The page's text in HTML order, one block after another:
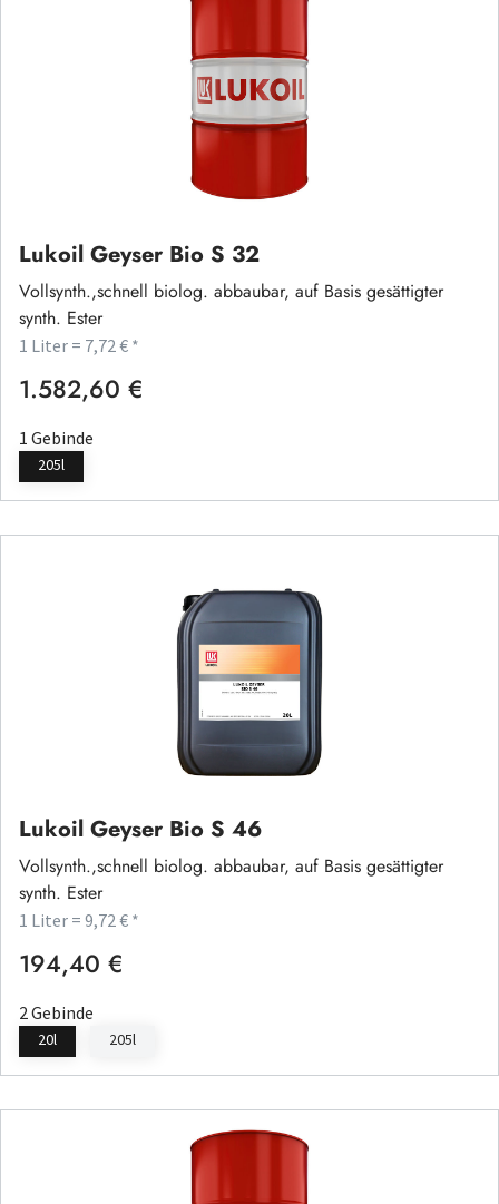
Lukoil Geyser Bio S 32
Vollsynth.,schnell biolog. abbaubar, auf Basis gesättigter
synth. Ester
1 Liter = 7,72 € *
Regulärer Preis:
1.582,60 €
1 Gebinde
205l
Lukoil Geyser Bio S 46
Vollsynth.,schnell biolog. abbaubar, auf Basis gesättigter
synth. Ester
1 Liter = 9,72 € *
Regulärer Preis:
194,40 €
2 Gebinde
20l 205l